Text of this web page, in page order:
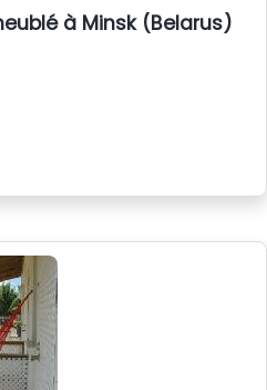
à Minsk (Belarus)